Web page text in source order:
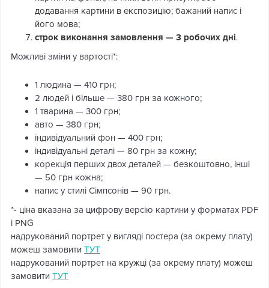
додавання картини в експозицію; бажаний напис і
його мова;
строк виконання замовлення — 3 робочих дні.
Можливі зміни у вартості*:
1 людина — 410 грн;
2 людей і більше — 380 грн за кожного;
1 тварина — 300 грн;
авто — 380 грн;
індивідуальний фон — 400 грн;
індивідуальні деталі — 80 грн за кожну;
корекція перших двох деталей — безкоштовно, інші
— 50 грн кожна;
напис у стилі Сімпсонів — 90 грн.
*- ціна вказана за цифрову версію картини у форматах PDF
і PNG
надрукований портрет у вигляді постера (за окрему плату)
можеш замовити ТУТ
надрукований портрет на кружці (за окрему плату) можеш
замовити ТУТ